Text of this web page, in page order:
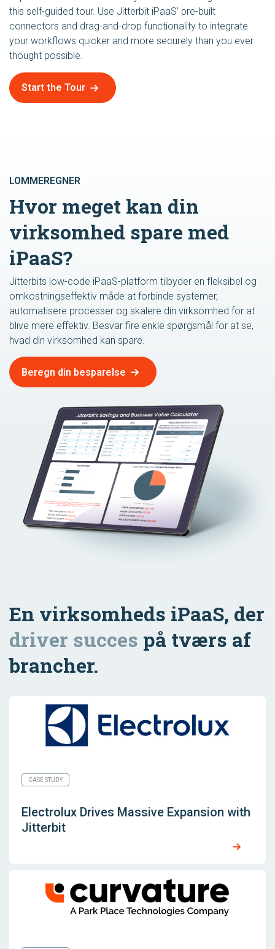
this self-guided tour. Use Jitterbit iPaaS’ pre-built
connectors and drag-and-drop functionality to integrate
your workflows quicker and more securely than you ever
thought possible.
Start the Tour
LOMMEREGNER
Hvor meget kan din
virksomhed spare med
iPaaS?
Jitterbits low-code iPaaS-platform tilbyder en fleksibel og
omkostningseffektiv måde at forbinde systemer,
automatisere processer og skalere din virksomhed for at
blive mere effektiv. Besvar fire enkle spørgsmål for at se,
hvad din virksomhed kan spare.
Beregn din besparelse
En virksomheds iPaaS, der
driver succes på tværs af
brancher.
CASE STUDY
Electrolux Drives Massive Expansion with
Jitterbit